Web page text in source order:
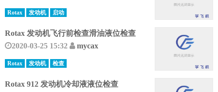
Rotax 发动机 启动
Rotax 发动机飞行前检查滑油液位检查
2020-03-25 15:32
mycax
Rotax 发动机 检查
Rotax 912 发动机冷却液液位检查